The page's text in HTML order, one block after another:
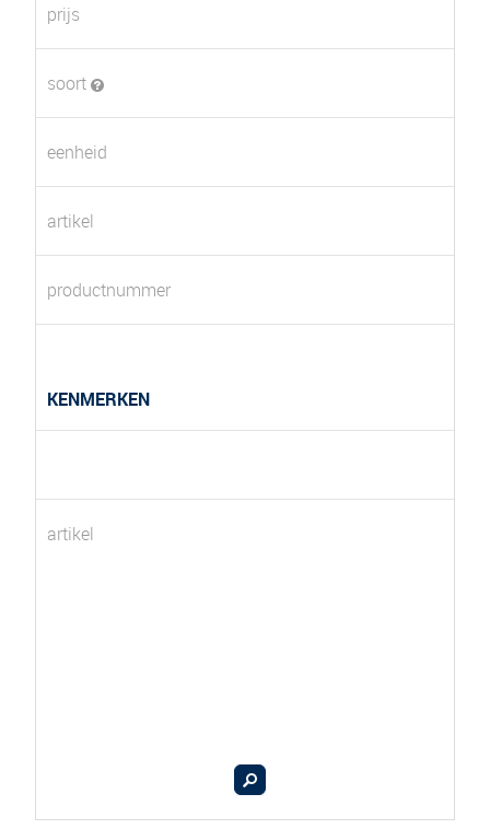
prijs
soort
eenheid
artikel
productnummer
KENMERKEN
artikel